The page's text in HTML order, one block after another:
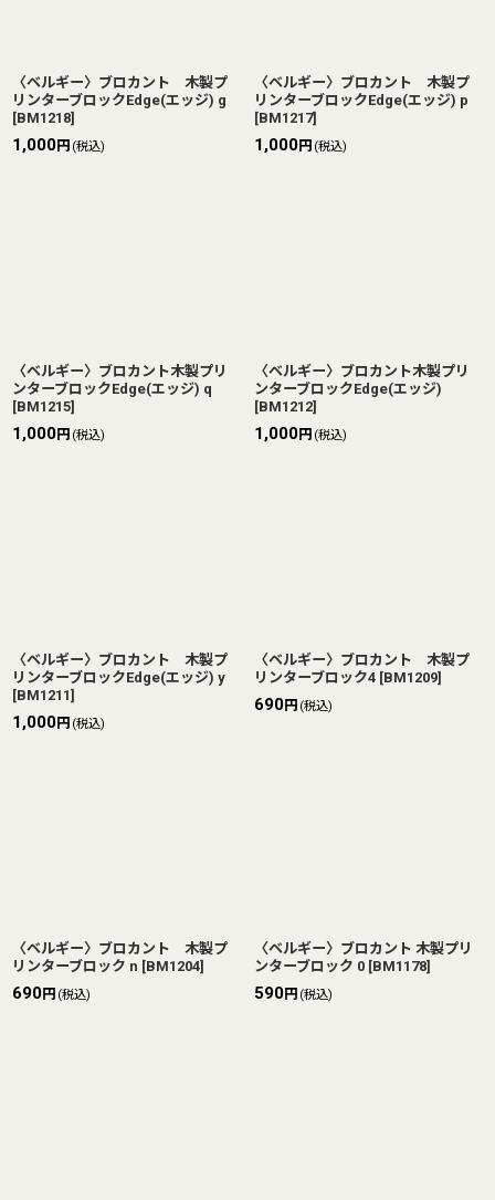
〈ベルギー〉ブロカント 木製プ
リンターブロックEdge(エッジ) g
[BM1218]
1,000円 (税込)
〈ベルギー〉ブロカント 木製プ
リンターブロックEdge(エッジ) p
[BM1217]
1,000円 (税込)
〈ベルギー〉ブロカント木製プリ
ンターブロックEdge(エッジ) q
[BM1215]
1,000円 (税込)
〈ベルギー〉ブロカント木製プリ
ンターブロックEdge(エッジ)
[BM1212]
1,000円 (税込)
〈ベルギー〉ブロカント 木製プ
リンターブロックEdge(エッジ) y
[BM1211]
1,000円 (税込)
〈ベルギー〉ブロカント 木製プ
リンターブロック4 [BM1209]
690円 (税込)
〈ベルギー〉ブロカント 木製プ
リンターブロック n [BM1204]
690円 (税込)
〈ベルギー〉ブロカント 木製プリ
ンターブロック 0 [BM1178]
590円 (税込)